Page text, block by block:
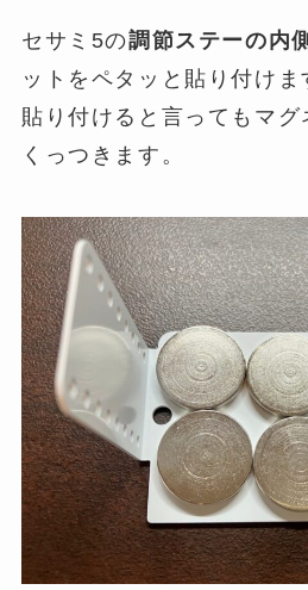
セサミ5の調節ステーの内側
ットをペタッと貼り付けま
貼り付けると言ってもマグ
くっつきます。